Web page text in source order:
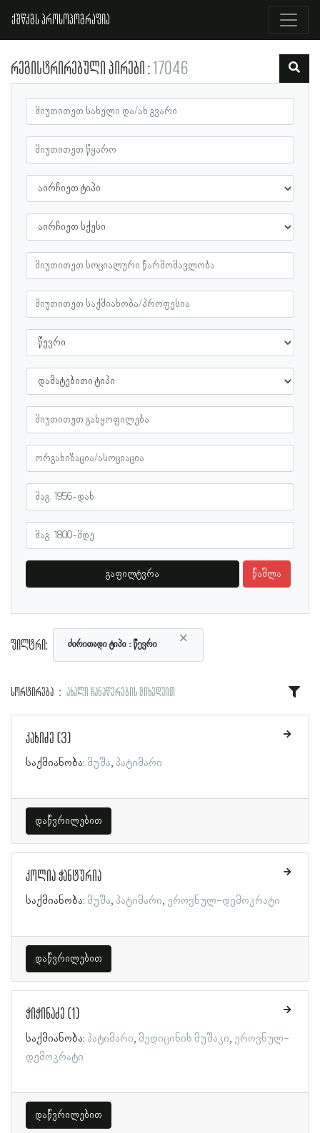
ქშწკგს პროსოპოგრაფია
რეგისტრირებული პირები 17046
გაფილტვრა წაშლა
ფილტრი: ×
ძირითადი ტიპი წევრი
სორტირება ახალი ჩანაწერების მიხედვით
კახიძე (3)
საქმიანობა: მუშა პატიმარი
დაწვრილებით
კოლია ჭანტურია
საქმიანობა: მუშა პატიმარი ეროვნულ-დემოკრატი
დაწვრილებით
ჭიჭინაძე (1)
საქმიანობა: პატიმარი მედიცინის მუშაკი ეროვნულ-
დემოკრატი
დაწვრილებით